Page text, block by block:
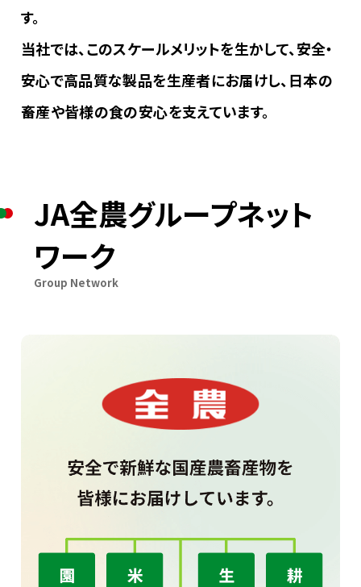
す。
当社では、このスケールメリットを生かして、安全・
安心で高品質な製品を生産者にお届けし、日本の
畜産や皆様の食の安心を支えています。
JA全農グループネット
ワーク
Group Network